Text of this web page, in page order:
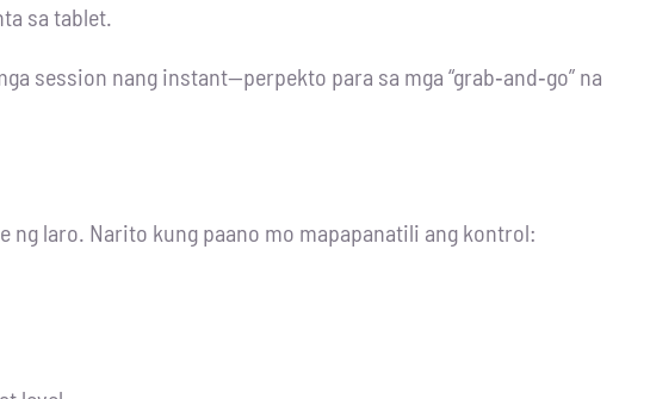
sa tablet.
session nang instant—perpekto para sa mga “grab‑and‑go” na
ng laro. Narito kung paano mo mapapanatili ang kontrol: